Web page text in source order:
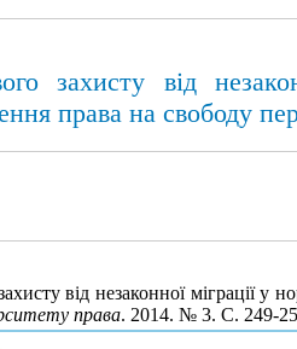
захисту від
права на свободу
від незаконної міграції
права. 2014. № 3. С. 249-